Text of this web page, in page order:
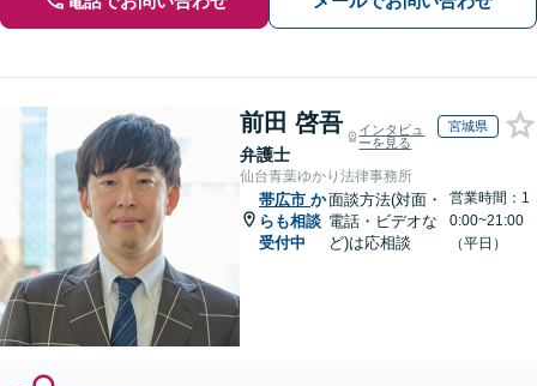
前田 啓吾
弁護士
インタビュ
ーを見る
宮城県
仙台青葉ゆかり法律事務所
帯広市 か
らも相談
受付中
面談方法(対面・
電話・ビデオな
ど)は応相談
営業時間：1
0:00~21:00
（平日）